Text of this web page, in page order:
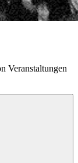
Veranstaltungen